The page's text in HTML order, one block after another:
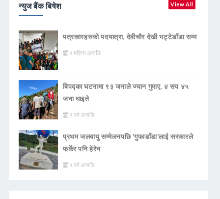
न्युज बैंक बिषेश View All
पत्रकारहरुको पदयात्रा, देबीचौर देखी भट्टेडाँडा सम्म
१ महिना अगाडि
बिपद्का घटनामा ९३ जनाले ज्यान गुमाए, ४ सय ४५
जना घाइते
१ वर्ष अगाडि
प्रथम जलवायु सम्मेलनपछि ‘गुफाडाँडा’लाई सरकारले
फर्केर पनि हेरेन
१ वर्ष अगाडि